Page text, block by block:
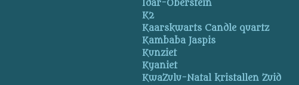
Idar-Oberstein
K2
Kaarskwarts Candle quartz
Kambaba Jaspis
Kunziet
Kyaniet
KwaZulu-Natal kristallen Zuid